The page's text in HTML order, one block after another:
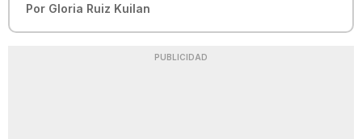
Por Gloria Ruiz Kuilan
PUBLICIDAD